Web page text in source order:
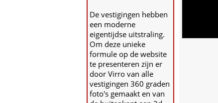
De vestigingen hebben
een moderne
eigentijdse uitstraling.
Om deze unieke
formule op de website
te presenteren zijn er
door Virro van alle
vestigingen 360 graden
foto's gemaakt en van